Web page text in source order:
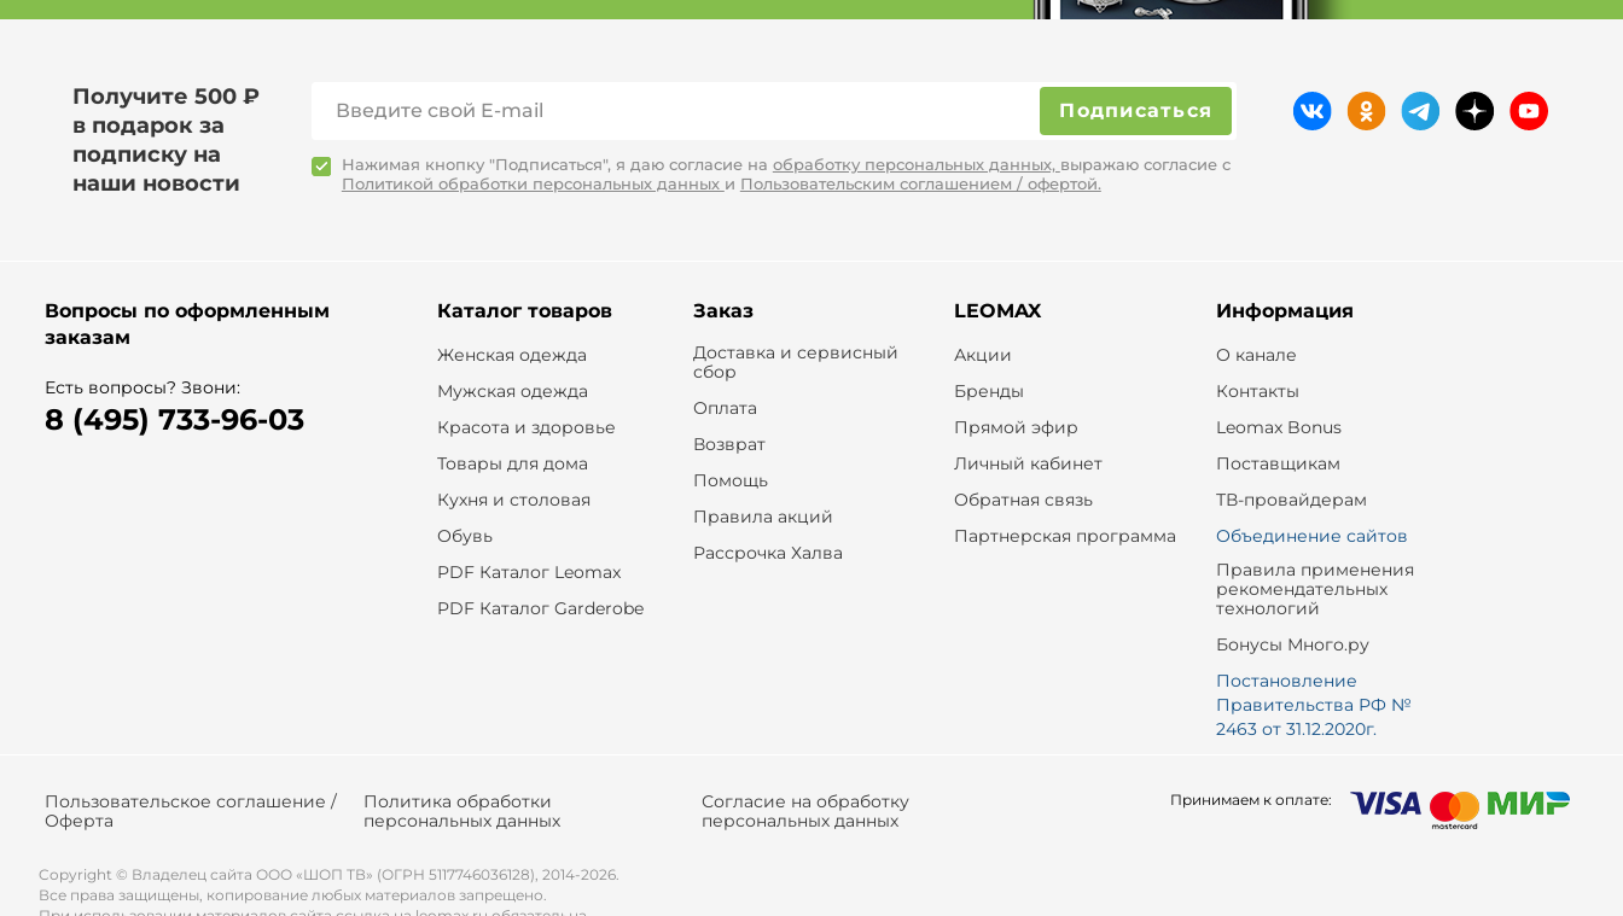
Получите 500 ₽
в подарок за
подписку на
наши новости
Подписаться
Нажимая кнопку "Подписаться", я даю согласие на обработку персональных данных, выражаю согласие с
Политикой обработки персональных данных и Пользовательским соглашением / офертой.
Вопросы по оформленным
заказам
Есть вопросы? Звони:
8 (495) 733-96-03
Каталог товаров
Женская одежда
Мужская одежда
Красота и здоровье
Товары для дома
Кухня и столовая
Обувь
PDF Каталог Leomax
PDF Каталог Garderobe
Заказ
Доставка и сервисный
сбор
Оплата
Возврат
Помощь
Правила акций
Рассрочка Халва
LEOMAX
Акции
Бренды
Прямой эфир
Личный кабинет
Обратная связь
Партнерская программа
Информация
О канале
Контакты
Leomax Bonus
Поставщикам
ТВ-провайдерам
Объединение сайтов
Правила применения
рекомендательных
технологий
Бонусы Много.ру
Постановление
Правительства РФ №
2463 от 31.12.2020г.
Пользовательское соглашение /
Оферта
Политика обработки
персональных данных
Согласие на обработку
персональных данных
Copyright © Владелец сайта ООО «ШОП ТВ» (ОГРН 5117746036128), 2014-2026.
Все права защищены, копирование любых материалов запрещено.
Принимаем к оплате: